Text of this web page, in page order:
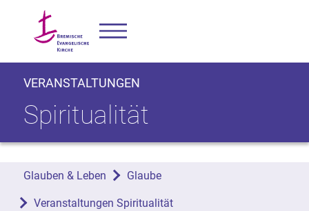
VERANSTALTUNGEN
Spiritualität
Glauben & Leben Glaube
Veranstaltungen Spiritualität